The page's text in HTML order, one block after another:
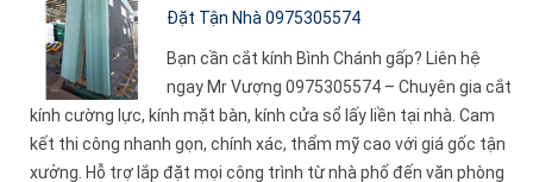
Đặt Tận Nhà 0975305574
Bạn cần cắt kính Bình Chánh gấp? Liên hệ
ngay Mr Vượng 0975305574 – Chuyên gia cắt
kính cường lực, kính mặt bàn, kính cửa sổ lấy liền tại nhà. Cam
kết thi công nhanh gọn, chính xác, thẩm mỹ cao với giá gốc tận
xưởng. Hỗ trợ lắp đặt mọi công trình từ nhà phố đến văn phòng